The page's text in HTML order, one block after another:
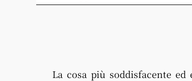
La cosa più soddisfacente